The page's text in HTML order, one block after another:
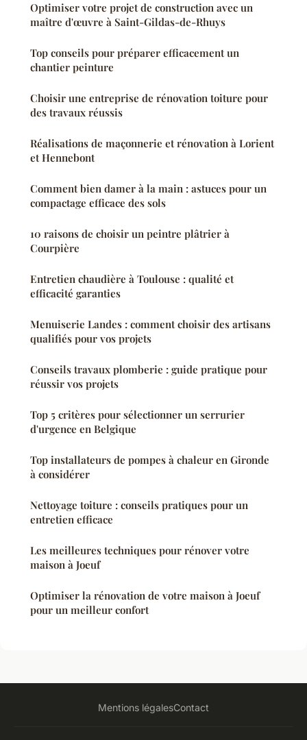
Optimiser votre projet de construction avec un
maître d'œuvre à Saint-Gildas-de-Rhuys
Top conseils pour préparer efficacement un
chantier peinture
Choisir une entreprise de rénovation toiture pour
des travaux réussis
Réalisations de maçonnerie et rénovation à Lorient
et Hennebont
Comment bien damer à la main : astuces pour un
compactage efficace des sols
10 raisons de choisir un peintre plâtrier à
Courpière
Entretien chaudière à Toulouse : qualité et
efficacité garanties
Menuiserie Landes : comment choisir des artisans
qualifiés pour vos projets
Conseils travaux plomberie : guide pratique pour
réussir vos projets
Top 5 critères pour sélectionner un serrurier
d'urgence en Belgique
Top installateurs de pompes à chaleur en Gironde
à considérer
Nettoyage toiture : conseils pratiques pour un
entretien efficace
Les meilleures techniques pour rénover votre
maison à Joeuf
Optimiser la rénovation de votre maison à Joeuf
pour un meilleur confort
Mentions légalesContact